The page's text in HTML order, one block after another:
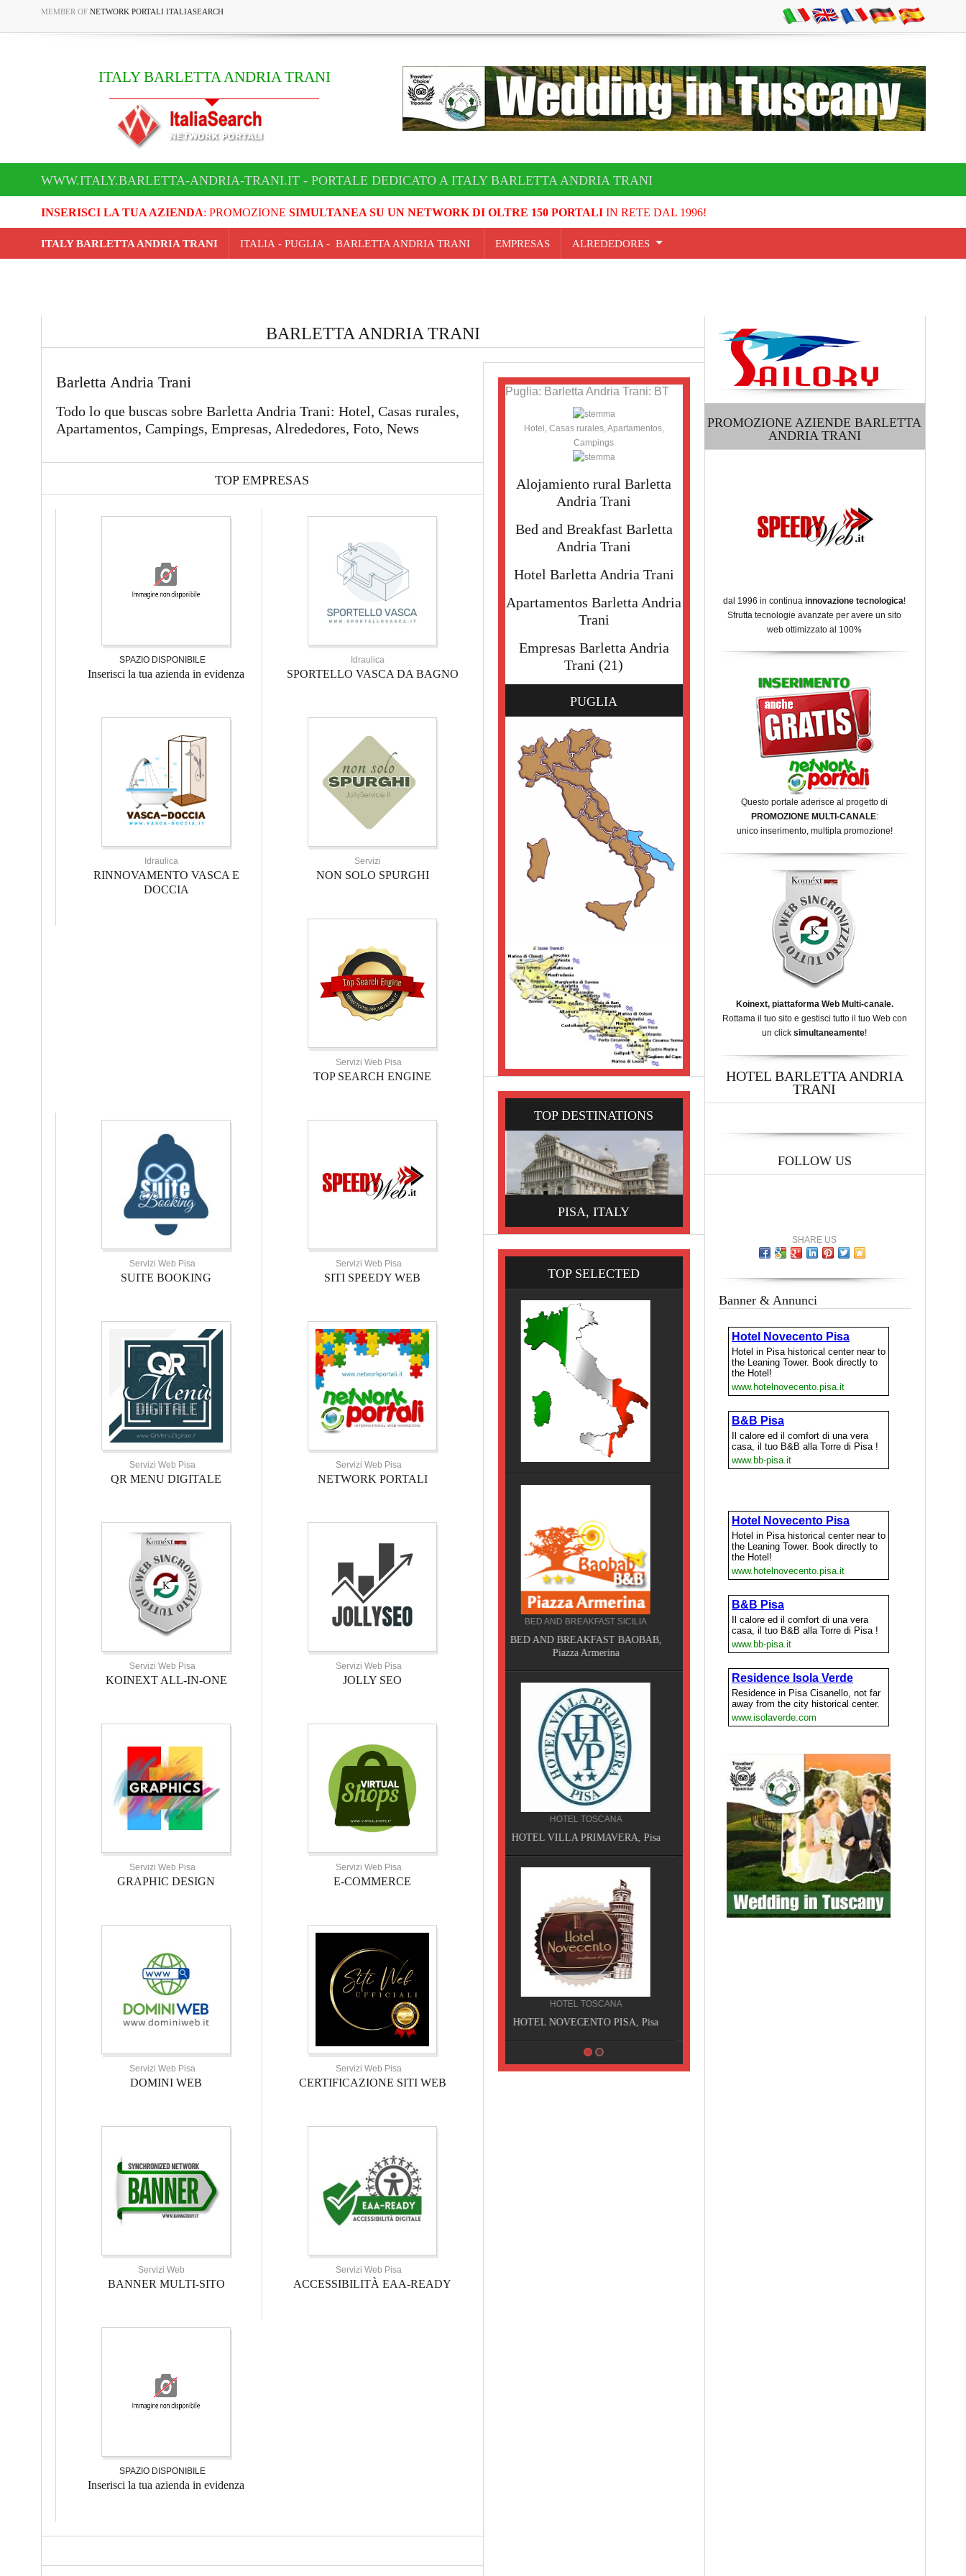
MEMBER OF NETWORK PORTALI ITALIASEARCH
ITALY BARLETTA ANDRIA TRANI
WWW.ITALY.BARLETTA-ANDRIA-TRANI.IT - PORTALE DEDICATO A ITALY BARLETTA ANDRIA TRANI
INSERISCI LA TUA AZIENDA: PROMOZIONE SIMULTANEA SU UN NETWORK DI OLTRE 150 PORTALIIN RETE DAL 1996!
ITALY BARLETTA ANDRIA TRANI ITALIA - PUGLIA - BARLETTA ANDRIA TRANI EMPRESAS ALREDEDORES
BARLETTA ANDRIA TRANI
Barletta Andria Trani
Todo lo que buscas sobre Barletta Andria Trani: Hotel, Casas rurales,
Apartamentos, Campings, Empresas, Alrededores, Foto, News
TOP EMPRESAS
SPAZIO DISPONIBILE
Inserisci la tua azienda in evidenza
Idraulica
SPORTELLO VASCA DA BAGNO
Idraulica
RINNOVAMENTO VASCA E
DOCCIA
Servizi
NON SOLO SPURGHI
Servizi Web Pisa
TOP SEARCH ENGINE
Servizi Web Pisa
SUITE BOOKING
Servizi Web Pisa
SITI SPEEDY WEB
Servizi Web Pisa
QR MENU DIGITALE
Servizi Web Pisa
NETWORK PORTALI
Servizi Web Pisa
KOINEXT ALL-IN-ONE
Servizi Web Pisa
JOLLY SEO
Servizi Web Pisa
GRAPHIC DESIGN
Servizi Web Pisa
E-COMMERCE
Servizi Web Pisa
DOMINI WEB
Servizi Web Pisa
CERTIFICAZIONE SITI WEB
Servizi Web
BANNER MULTI-SITO
Servizi Web Pisa
ACCESSIBILITÀ EAA-READY
SPAZIO DISPONIBILE
Inserisci la tua azienda in evidenza
Puglia: Barletta Andria Trani: BT
Hotel, Casas rurales, Apartamentos,
Campings
Alojamiento rural Barletta
Andria Trani
Bed and Breakfast Barletta
Andria Trani
Hotel Barletta Andria Trani
Apartamentos Barletta Andria
Trani
Empresas Barletta Andria
Trani (21)
PUGLIA
TOP DESTINATIONS
PISA, ITALY
TOP SELECTED
BED AND BREAKFAST SICILIA
Piazza Armerina
HOTEL TOSCANA
HOTEL TOSCANA
HOTEL NOVECENTO PISA, Pisa
HOTEL TOSCANA
HOTEL NOVECENTO PISA, Pisa
CAMPEGGIO TOSCANA
TORRE PENDENTE CAMPING
VILLAGE, Pisa
SERVIZI TOSCANA
VELATHRI TOUR, Casciana Terme
PROMOZIONE AZIENDE BARLETTA
ANDRIA TRANI
dal 1996 in continua innovazione tecnologica!
Sfrutta tecnologie avanzate per avere un sito
web ottimizzato al 100%
Questo portale aderisce al progetto di
PROMOZIONE MULTI-CANALE:
unico inserimento, multipla promozione!
Koinext, piattaforma Web Multi-canale.
Rottama il tuo sito e gestisci tutto il tuo Web con
un click simultaneamente!
HOTEL BARLETTA ANDRIA
TRANI
FOLLOW US
SHARE US
Banner & Annunci